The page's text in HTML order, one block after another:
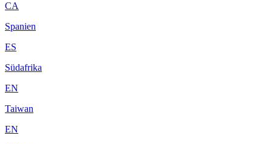
CA
Spanien
ES
Südafrika
EN
Taiwan
EN